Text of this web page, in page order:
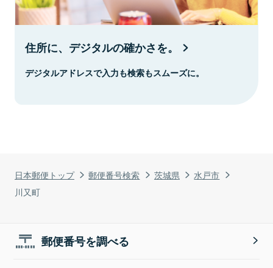
日本郵便トップ 郵便番号検索 茨城県
水戸市
川又町
住所に、デジタルの確かさを。
デジタルアドレスで入力も検索もスムーズに。
郵便番号を調べる